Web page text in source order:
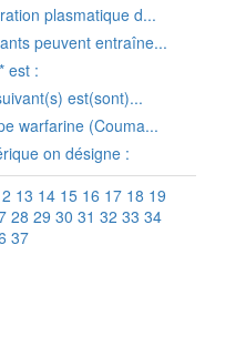
plasmatique d...
peuvent entraîne...
est :
est(sont)...
warfarine (Couma...
on désigne :
13 14 15 16 17 18 19
28 29 30 31 32 33 34
37